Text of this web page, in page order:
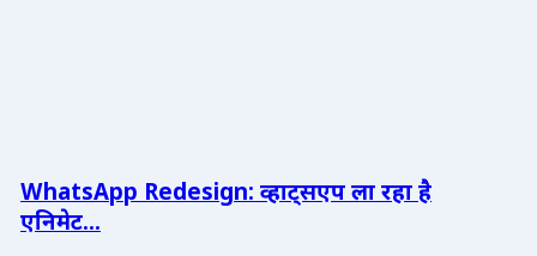
WhatsApp Redesign: व्हाट्सएप ला रहा है
एनिमेट...